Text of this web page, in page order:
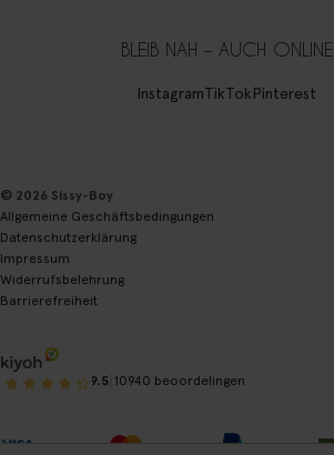
BLEIB NAH – AUCH ONLINE
InstagramTikTokPinterest
© 2026 Sissy-Boy
Allgemeine Geschäftsbedingungen
Datenschutzerklärung
Impressum
Widerrufsbelehrung
Barrierefreiheit
9.5 10940 beoordelingen